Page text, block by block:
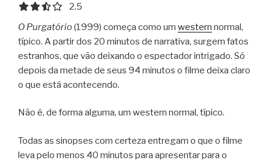
2.5 out of 5.0 stars
2.5
O Purgatório(1999) começa como um western normal,
típico. A partir dos 20 minutos de narrativa, surgem fatos
estranhos, que vão deixando o espectador intrigado. Só
depois da metade de seus 94 minutos o filme deixa claro
o que está acontecendo.
Não é, de forma alguma, um western normal, típico.
Todas as sinopses com certeza entregam o que o filme
leva pelo menos 40 minutos para apresentar para o